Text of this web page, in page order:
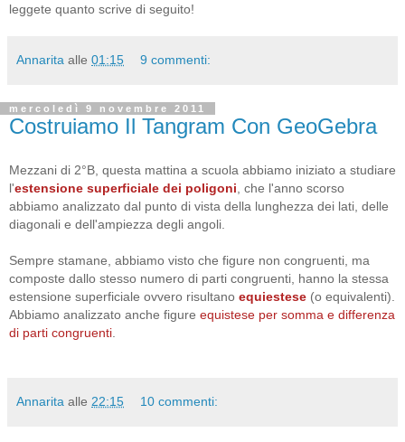
leggete quanto scrive di seguito!
Annarita alle 01:15 9 commenti:
mercoledì 9 novembre 2011
Costruiamo Il Tangram Con GeoGebra
Mezzani di 2°B, questa mattina a scuola abbiamo iniziato a studiare
l'estensione superficiale dei poligoni , che l'anno scorso
abbiamo analizzato dal punto di vista della lunghezza dei lati, delle
diagonali e dell'ampiezza degli angoli.
Sempre stamane, abbiamo visto che figure non congruenti, ma
composte dallo stesso numero di parti congruenti, hanno la stessa
estensione superficiale ovvero risultano equiestese (o equivalenti).
Abbiamo analizzato anche figure equistese per somma e differenza
di parti congruenti
Annarita alle 22:15 10 commenti: